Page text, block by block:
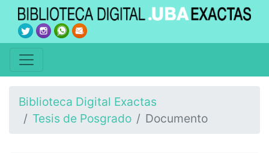
Biblioteca Digital Exactas
Tesis de Posgrado
Documento